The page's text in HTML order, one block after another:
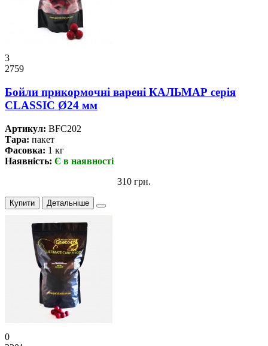
3
2759
Бойли прикормочнi варенi КАЛЬМАР серiя
CLASSIC Ø24 мм
Артикул: BFC202
Тара: пакет
Фасовка: 1 кг
Наявність: Є в наявності
310 грн.
Купити Детальніше
0